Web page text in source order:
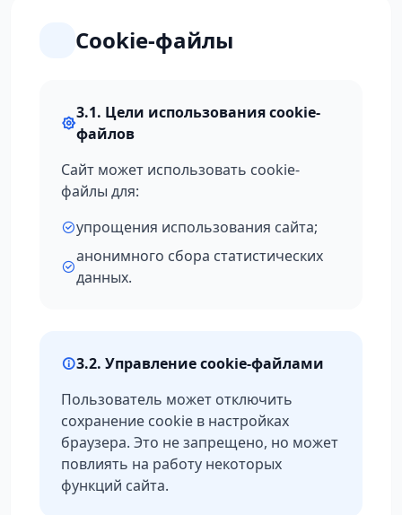
Cookie-файлы
3.1. Цели использования cookie-
файлов
Сайт может использовать cookie-
файлы для:
упрощения использования сайта;
анонимного сбора статистических
данных.
3.2. Управление cookie-файлами
Пользователь может отключить
сохранение cookie в настройках
браузера. Это не запрещено, но может
повлиять на работу некоторых
функций сайта.